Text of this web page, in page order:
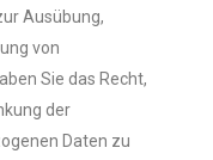
Ausübung,
von
Sie das Recht,
der
Daten zu